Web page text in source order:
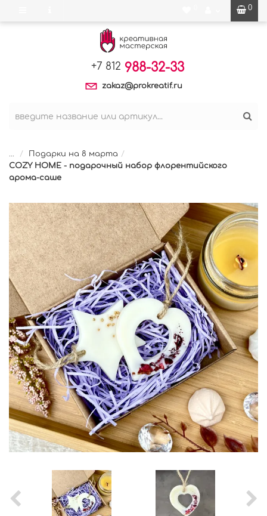
0
+7 812 988-32-33
zakaz@prokreatif.ru
...
Подарки на 8 марта
COZY HOME - подарочный набор флорентийского
арома-саше